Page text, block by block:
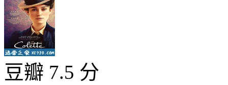
豆瓣 7.5 分